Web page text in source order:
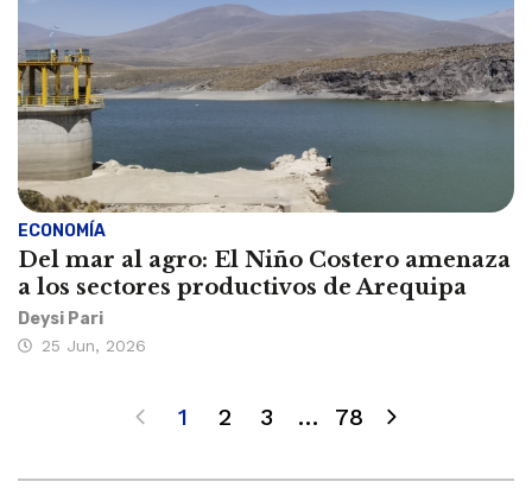
ECONOMÍA
Del mar al agro: El Niño Costero amenaza
a los sectores productivos de Arequipa
Deysi Pari
25 Jun, 2026
1 2 3 … 78